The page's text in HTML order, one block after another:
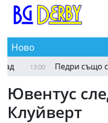
Ново
13:04 Калпаков за
Ювентус
Клуйверт